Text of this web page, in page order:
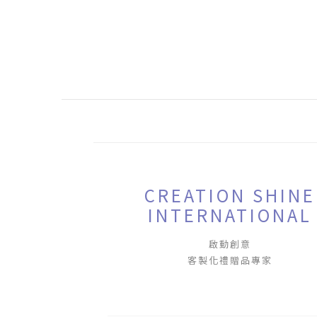
CREATION SHINE
INTERNATIONAL
啟動創意
客製化禮贈品專家